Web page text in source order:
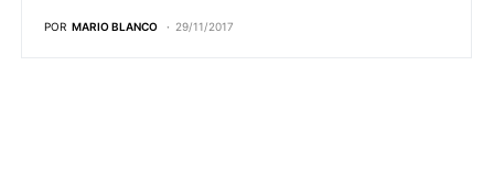
POR MARIO BLANCO 29/11/2017